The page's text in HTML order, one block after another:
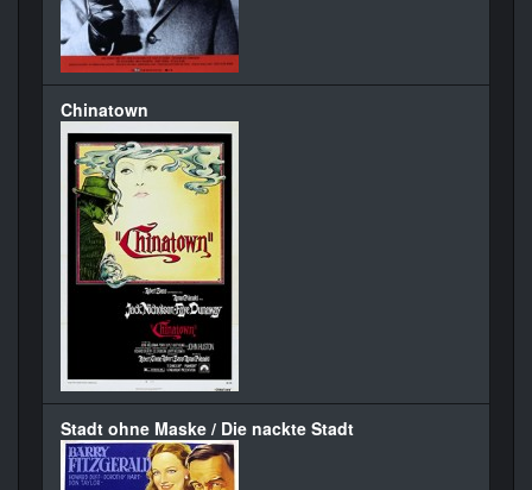
Chinatown
Stadt ohne Maske / Die nackte Stadt